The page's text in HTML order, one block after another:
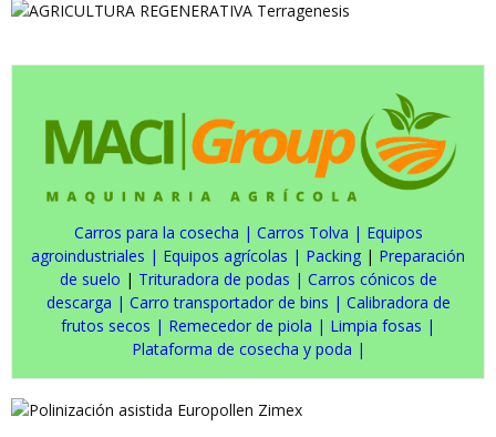
Carros para la cosecha | Carros Tolva | Equipos
agroindustriales | Equipos agrícolas | Packing | Preparación
de suelo | Trituradora de podas | Carros cónicos de
descarga | Carro transportador de bins | Calibradora de
frutos secos | Remecedor de piola | Limpia fosas |
Plataforma de cosecha y poda |